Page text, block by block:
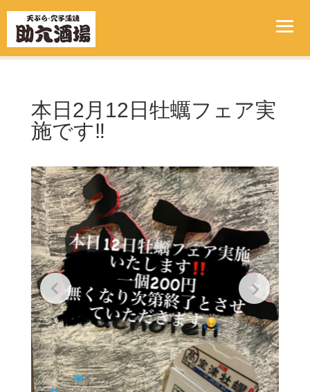
本日2月12日牡蠣フェア実
施です‼️